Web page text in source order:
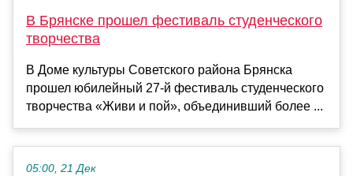
В Брянске прошел фестиваль студенческого
творчества
В Доме культуры Советского района Брянска
прошел юбилейный 27-й фестиваль студенческого
творчества «Живи и пой», объединивший более ...
05:00, 21 Дек